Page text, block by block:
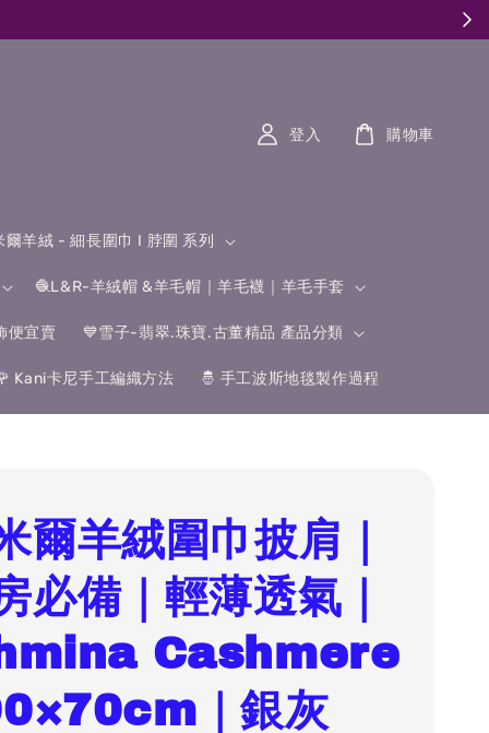
羊絨 - 細長圍巾 I 脖圍 系列
🧶L&R-羊絨帽 &羊毛帽｜羊毛襪｜羊毛手套
便宜賣 💙雪子-翡翠.珠寶.古董精品 產品分類
Kani卡尼手工編織方法 🤴 手工波斯地毯製作過程
登入 購物車
爾羊絨圍巾披肩｜
必備｜輕薄透氣｜
Cashmere
｜銀灰